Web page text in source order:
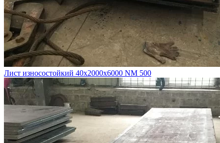
Лист износостойкий 40х2000х6000 NM 500